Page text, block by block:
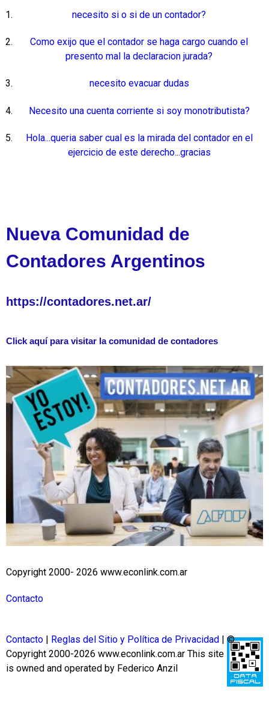
necesito si o si de un contador?
Como exijo que el contador se haga cargo cuando el
presento mal la declaracion jurada?
necesito evacuar dudas
Necesito una cuenta corriente si soy monotributista?
Hola...queria saber cual es la mirada del contador en el
ejercicio de este derecho...gracias
Nueva Comunidad de
Contadores Argentinos
https://contadores.net.ar/
Click aquí para visitar la comunidad de contadores
Copyright 2000- 2026 www.econlink.com.ar
Contacto
Contacto | Reglas del Sitio y Política de Privacidad | ©
Copyright 2000-2026 www.econlink.com.ar This site
is owned and operated by Federico Anzil